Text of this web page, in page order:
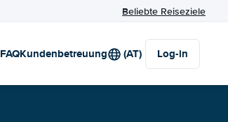
Beliebte Reiseziele
FAQKundenbetreuung (AT) Log-in